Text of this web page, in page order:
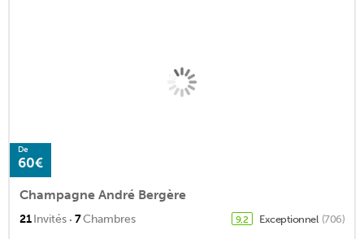
De
60€
Champagne André Bergère
21Invités · 7Chambres 9,2 Exceptionnel (706)